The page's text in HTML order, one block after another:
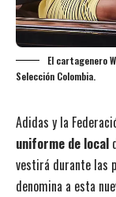
El cartagenero
Selección Colombia.
Adidas y la
uniforme de local
vestirá durante las
denomina a esta